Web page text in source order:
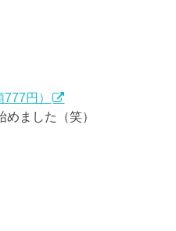
円）
ました（笑）